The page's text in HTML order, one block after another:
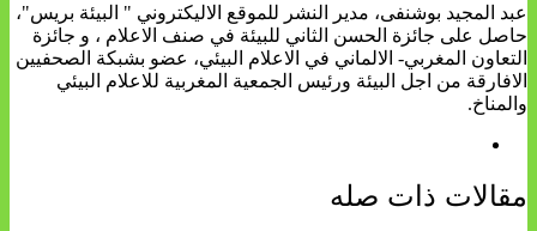
عبد المجيد بوشنفى، مدير النشر للموقع الاليكتروني " البيئة بريس"،
حاصل على جائزة الحسن الثاني للبيئة في صنف الاعلام ، و جائزة
التعاون المغربي- الالماني في الاعلام البيئي، عضو بشبكة الصحفيين
الافارقة من اجل البيئة ورئيس الجمعية المغربية للاعلام البيئي
والمناخ.
مقالات ذات صله